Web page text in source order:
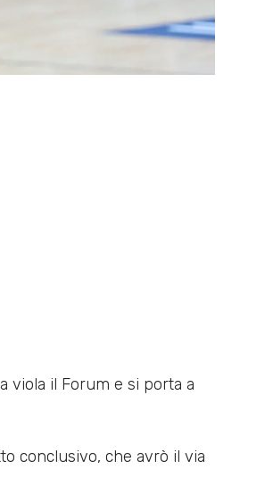
viola il Forum e si porta a
conclusivo, che avrò il via